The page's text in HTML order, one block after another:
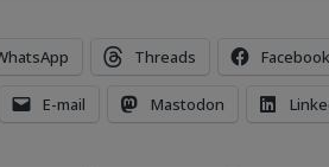
Threads Facebook
E-mail Mastodon